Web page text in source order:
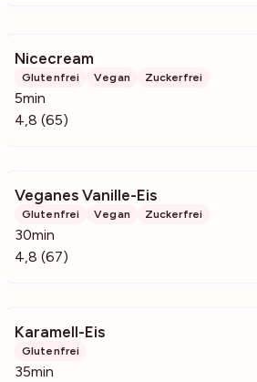
Nicecream
Glutenfrei Vegan Zuckerfrei
5min
4,8 (65)
Veganes Vanille-Eis
Glutenfrei Vegan Zuckerfrei
30min
4,8 (67)
Karamell-Eis
Glutenfrei
35min